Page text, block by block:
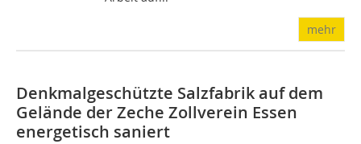
mehr
Denkmalgeschützte Salzfabrik auf dem
Gelände der Zeche Zollverein Essen
energetisch saniert